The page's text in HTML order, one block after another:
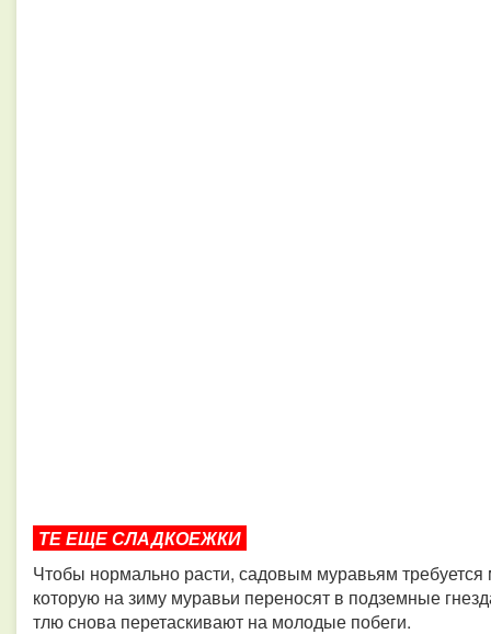
ТЕ ЕЩЕ СЛАДКОЕЖКИ
Чтобы нормально расти, садовым муравьям требуется
которую на зиму муравьи переносят в подземные
тлю снова перетаскивают на молодые побеги.